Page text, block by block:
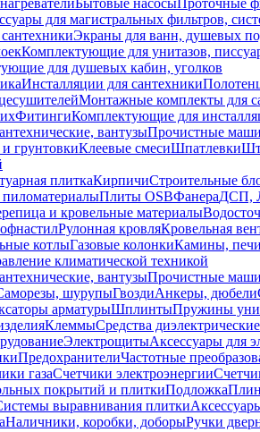
Бытовые насосыПроточные
для магистральных фильтров,
Экраны для ванн, душевых
Комплектующие для унитазов,
для душевых кабин, уголков
Инсталляции для сантехники
Монтажные комплекты для
ФитингиКомплектующие для
вантузыПрочистные
грунтовкиКлеевые смесиШпатлевки
плиткаКирпичиСтроительные
Плиты OSBФанераДСП,
и кровельные материалы
Рулонная кровляКровельная
котлыГазовые колонкиКамины,
климатической техникой
вантузыПрочистные
шурупыГвоздиАнкеры, дюбели
арматурыШплинтыПружины
КлеммыСредства диэлектрические
ЭлектрощитыАксессуары для
ПредохранителиЧастотные
газаСчетчики электроэнергии
покрытий и плиткиПодложка
выравнивания плитки
Наличники, коробки, доборыРучки